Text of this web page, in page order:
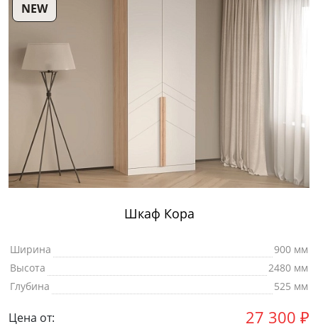
NEW
Шкаф Кора
Ширина
900 мм
Высота
2480 мм
Глубина
525 мм
Цена от: 27 300 ₽